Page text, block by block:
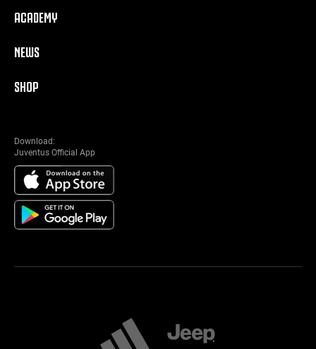
ACADEMY
NEWS
SHOP
Download:
Juventus Official App